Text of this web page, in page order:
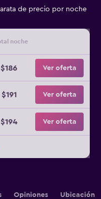
de precio por noche
noche
$186 Ver oferta
$191 Ver oferta
$194 Ver oferta
Opiniones Ubicación